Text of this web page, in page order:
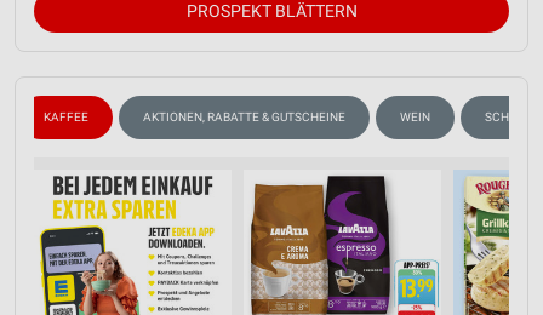
PROSPEKT BLÄTTERN
KAFFEE AKTIONEN, RABATTE & GUTSCHEINE WEIN